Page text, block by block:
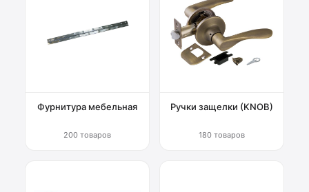
Фурнитура мебельная
200 товаров
Ручки защелки (KNOB)
180 товаров